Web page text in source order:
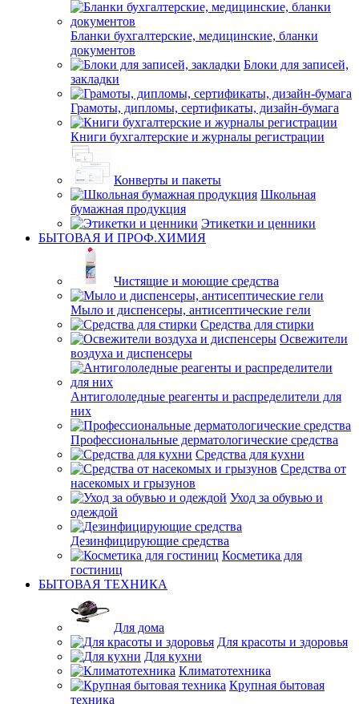
Бланки бухгалтерские, медицинские, бланки
документов
Блоки для записей,
закладки
Грамоты, дипломы, сертификаты, дизайн-бумага
Книги бухгалтерские и журналы регистрации
Конверты и пакеты
Школьная
бумажная продукция
Этикетки и ценники
БЫТОВАЯ И ПРОФ.ХИМИЯ
Чистящие и моющие средства
Мыло и диспенсеры, антисептические гели
Средства для стирки
Освежители
воздуха и диспенсеры
Антигололедные реагенты и распределители для
них
Профессиональные дерматологические средства
Средства для кухни
Средства от
насекомых и грызунов
Уход за обувью и
одеждой
Дезинфицирующие средства
Косметика для
гостиниц
БЫТОВАЯ ТЕХНИКА
Для дома
Для красоты и здоровья
Для кухни
Климатотехника
Крупная бытовая
техника